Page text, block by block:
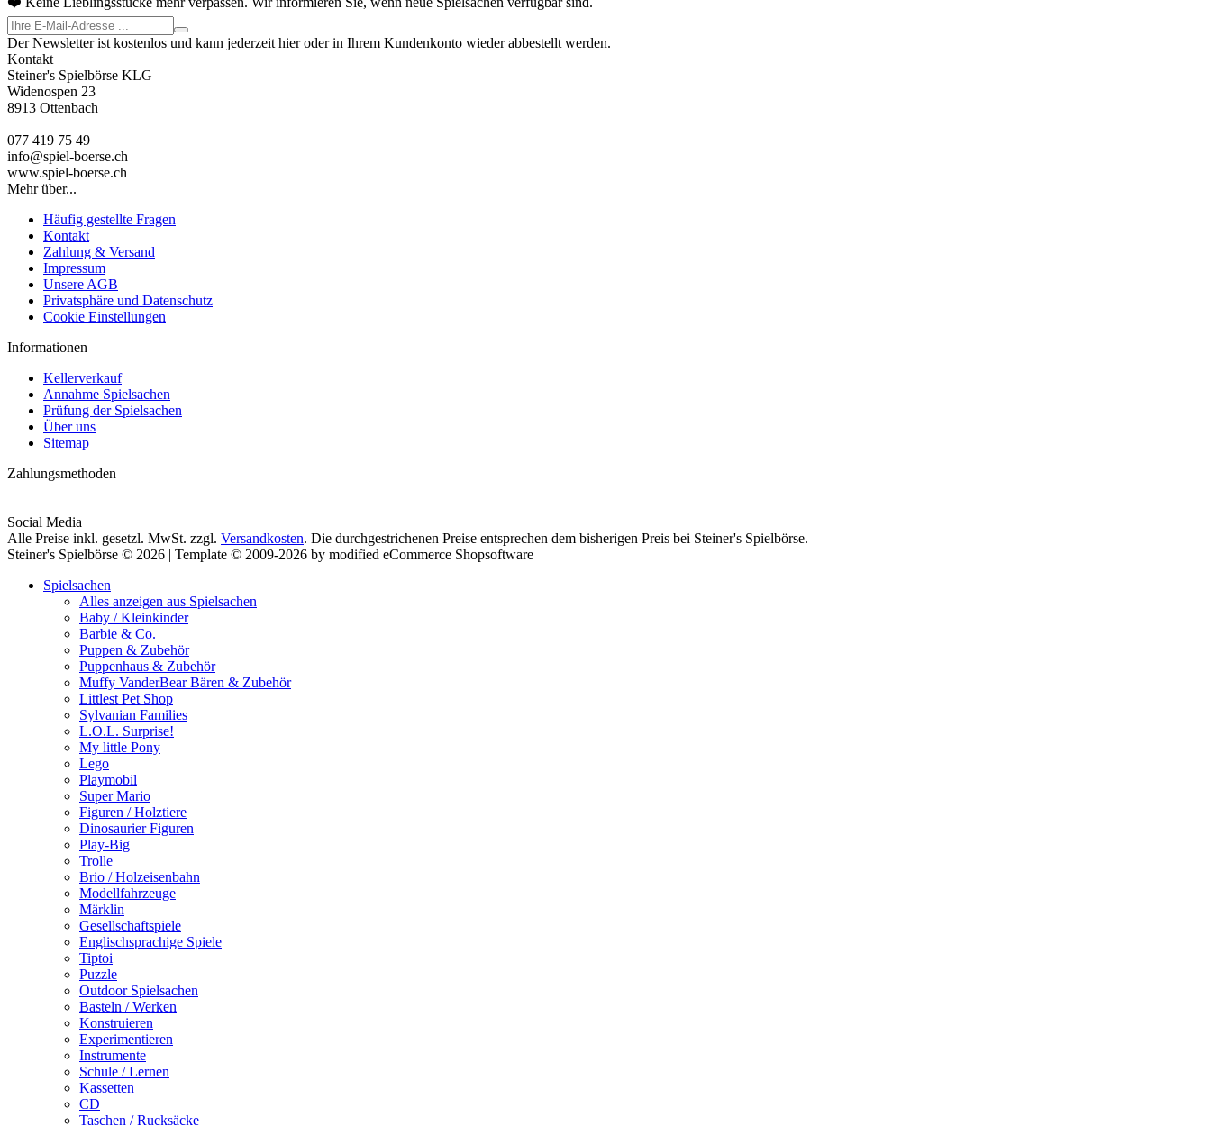
Der Newsletter ist kostenlos und kann jederzeit hier oder in Ihrem Kundenkonto wieder abbestellt werden.
Kontakt
Steiner's Spielbörse KLG
Widenospen 23
8913 Ottenbach
077 419 75 49
info@spiel-boerse.ch
www.spiel-boerse.ch
Mehr über...
Häufig gestellte Fragen
Kontakt
Zahlung & Versand
Impressum
Unsere AGB
Privatsphäre und Datenschutz
Cookie Einstellungen
Informationen
Kellerverkauf
Annahme Spielsachen
Prüfung der Spielsachen
Über uns
Sitemap
Zahlungsmethoden
Social Media
Alle Preise inkl. gesetzl. MwSt. zzgl. Versandkosten. Die durchgestrichenen Preise entsprechen dem bisherigen Preis bei Steiner's Spielbörse.
Steiner's Spielbörse © 2026 | Template © 2009-2026 by modified eCommerce Shopsoftware
Spielsachen
Alles anzeigen aus Spielsachen
Baby / Kleinkinder
Barbie & Co.
Puppen & Zubehör
Puppenhaus & Zubehör
Muffy VanderBear Bären & Zubehör
Littlest Pet Shop
Sylvanian Families
L.O.L. Surprise!
My little Pony
Lego
Playmobil
Super Mario
Figuren / Holztiere
Dinosaurier Figuren
Play-Big
Trolle
Brio / Holzeisenbahn
Modellfahrzeuge
Märklin
Gesellschaftspiele
Englischsprachige Spiele
Tiptoi
Puzzle
Outdoor Spielsachen
Basteln / Werken
Konstruieren
Experimentieren
Instrumente
Schule / Lernen
Kassetten
CD
Taschen / Rucksäcke